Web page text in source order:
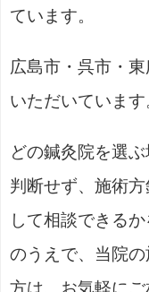
ています。
広島市・呉市・
いただいています
どの鍼灸院を選
判断せず、施術
して相談できる
のうえで、当院
方は、お気軽にご